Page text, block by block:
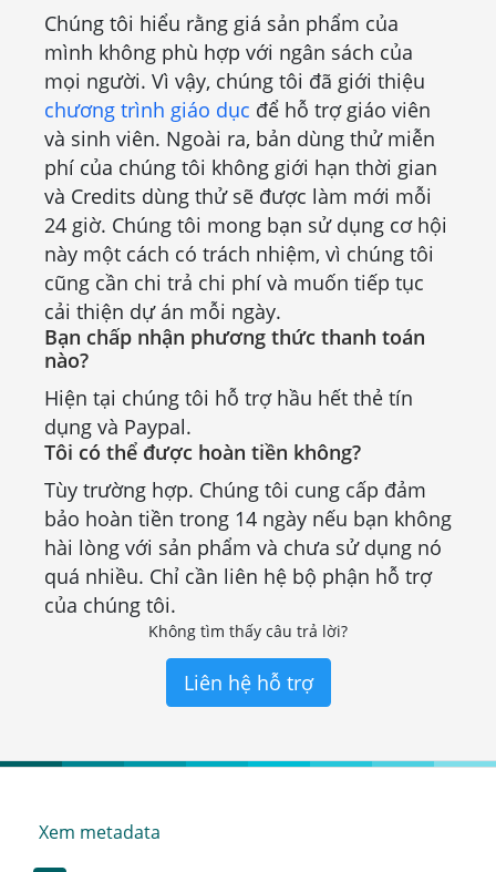
Chúng tôi hiểu rằng giá sản phẩm của
mình không phù hợp với ngân sách của
mọi người. Vì vậy, chúng tôi đã giới thiệu
chương trình giáo dục để hỗ trợ giáo viên
và sinh viên. Ngoài ra, bản dùng thử miễn
phí của chúng tôi không giới hạn thời gian
và Credits dùng thử sẽ được làm mới mỗi
24 giờ. Chúng tôi mong bạn sử dụng cơ hội
này một cách có trách nhiệm, vì chúng tôi
cũng cần chi trả chi phí và muốn tiếp tục
cải thiện dự án mỗi ngày.
Bạn chấp nhận phương thức thanh toán
nào?
Hiện tại chúng tôi hỗ trợ hầu hết thẻ tín
dụng và Paypal.
Tôi có thể được hoàn tiền không?
Tùy trường hợp. Chúng tôi cung cấp đảm
bảo hoàn tiền trong 14 ngày nếu bạn không
hài lòng với sản phẩm và chưa sử dụng nó
quá nhiều. Chỉ cần liên hệ bộ phận hỗ trợ
của chúng tôi.
Không tìm thấy câu trả lời?
Liên hệ hỗ trợ
Xem metadata